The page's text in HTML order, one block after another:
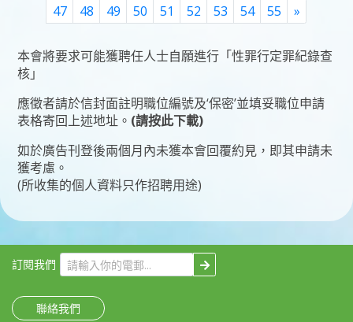
47
48 49 50 51 52 53 54 55 »Next
本會將要求可能獲聘任人士自願進行「性罪行定罪紀錄查
核」
應徵者請於信封面註明職位編號及‘保密’並填妥職位申請
表格寄回上述地址。 (請按此下載)
如於廣告刊登後兩個月內未獲本會回覆約見，即其申請未
獲考慮。
(所收集的個人資料只作招聘用途)
訂閱我們
聯絡我們